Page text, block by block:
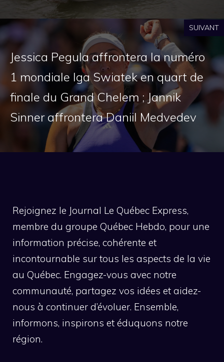
SUIVANT
Jessica Pegula affrontera la numéro
1 mondiale Iga Swiatek en quart de
finale du Grand Chelem ; Jannik
Sinner affrontera Daniil Medvedev
Rejoignez le Journal Le Québec Express,
membre du groupe Québec Hebdo, pour une
information précise, cohérente et
incontournable sur tous les aspects de la vie
au Québec. Engagez-vous avec notre
communauté, partagez vos idées et aidez-
nous à continuer d’évoluer. Ensemble,
informons, inspirons et éduquons notre
région.